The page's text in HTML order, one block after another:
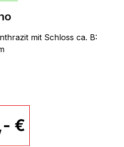
mit Schloss ca. B:
€